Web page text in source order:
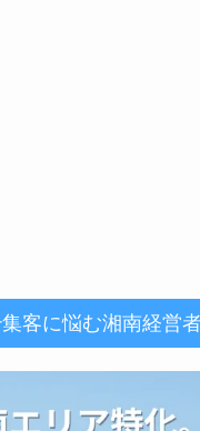
集客に悩む湘南経営